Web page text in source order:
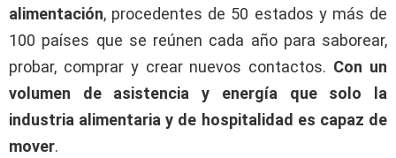
alimentación, procedentes de 50 estados y más de
100 países que se reúnen cada año para saborear,
probar, comprar y crear nuevos contactos. Con un
volumen de asistencia y energía que solo la
industria alimentaria y de hospitalidad es capaz de
mover.